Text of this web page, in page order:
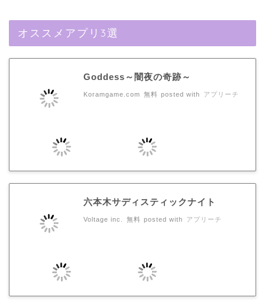
オススメアプリ3選
Goddess～闇夜の奇跡～
Koramgame.com 無料 posted with アプリーチ
六本木サディスティックナイト
Voltage inc. 無料 posted with アプリーチ